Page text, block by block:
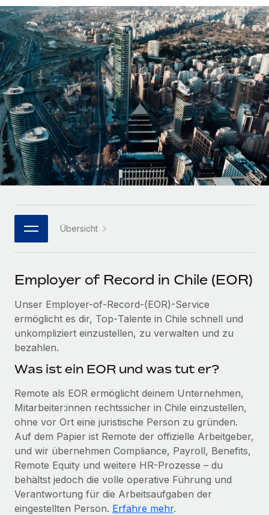
Contractor Management
Globales Onboarding und Verwalten von
Freelancer:innen
PEO
Auslagern von komplexen HR-Aufgaben
INFRASTRUKTUR
Remote Embedded
Nahtlose Integration der HR in bestehende Abläufe
Plattform
Integrierte HR-Kernfunktionen für dein Team
Verknüpfung beliebiger KI-Tools mit Remote über unser
MCP
Prozessoptimierung mit unverzichtbaren Business-
DIENSTLEISTUNGEN
Frag unsere Expert:innen
Hilfe von Expert:innen für globale HR & Compliance
Background-Checks
Einfacheres Bewerber:innen-Screening
Compliance Watchtower
Lückenlose Compliance
Geräteverwaltung
Globale Bereitstellung und Verfolgung von IT-
Geräten
Vergleiche mit unseren Mitbewerbern
WACHSTUMSPHASE
Startups
Agile HR- und Payroll-Lösungen für wachsende
Unternehmen
Mittelstand
Maßgeschneiderte HR-Lösungen, um Teams zu
vergrößern
Enterprise
PARTNER WERDEN
Plattform
Partner werden
Entdecke die Möglichkeiten einer Partnerschaft
Remote Build
Demnächst verfügbar
FALLSTUDIEN
So hat der KI-Vorreiter Weaviate sein Team mit
Remote um 120 % vergrößert
Weaviate auf einen Blick Weaviate entwickelt KI-basierte
Open-Source-Infrastrukturen. Das...
Mehr erfahren
Länderspezifische Berechnung der
Gesamtbeschäftigungskosten
Honorarzahlungen berechnen
Informationen zu möglichen Währungen und
Abwicklungsfristen für globale Freelancer:innen
LERNEN MIT REMOTE
Forschung und Leitfäden
Fallstudien
Checklisten und Vorlagen
Bibliothek für Stellenbeschreibungen
Events
Newsroom
Informationen zu Gehältern und Qualifikationen
Insights Center
Alle Ressourcen anzeigen
BLOG
Globale Payroll
EOR und PEO
English
Nederlands
Français
Deutsch
Español
Italiano
Português (Portugal)
日本語
한국어
Anmelden
Übersicht
Employer of Record in Chile (EOR)
Unser Employer-of-Record-(EOR)-Service
ermöglicht es dir, Top‑Talente in Chile schnell und
unkompliziert einzustellen, zu verwalten und zu
bezahlen.
Was ist ein EOR und was tut er?
Remote als EOR ermöglicht deinem Unternehmen,
Mitarbeiter:innen rechtssicher in Chile einzustellen,
ohne vor Ort eine juristische Person zu gründen.
Auf dem Papier ist Remote der offizielle Arbeitgeber,
und wir übernehmen Compliance, Payroll, Benefits,
Remote Equity und weitere HR-Prozesse – du
behältst jedoch die volle operative Führung und
Verantwortung für die Arbeitsaufgaben der
eingestellten Person. Erfahre mehr.